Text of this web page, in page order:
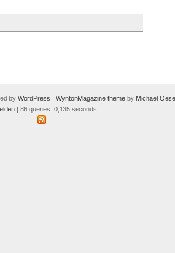
by WordPress | WyntonMagazine theme by Michael
| 86 queries. 0,135 seconds.